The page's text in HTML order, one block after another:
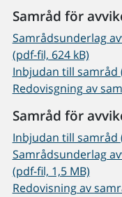
Samråd för
Samrådsunderlag
(pdf-fil, 624 kB)
Inbjudan till samråd
Redovisgning av
Samråd för
Inbjudan till samråd
Samrådsunderlag
(pdf-fil, 1,5 MB)
Redovisning av